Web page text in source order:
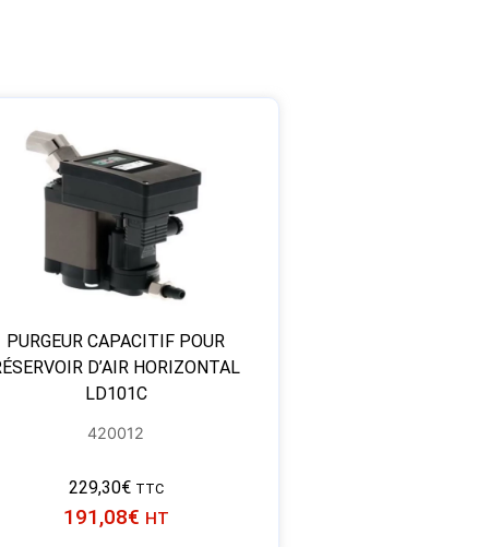
PURGEUR CAPACITIF POUR
D’AIR HORIZONTAL
LD101C
420012
229,30€ TTC
191,08€ HT